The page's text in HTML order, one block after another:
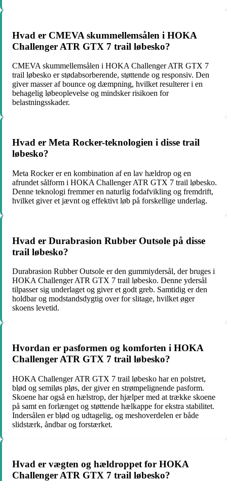
Hvad er CMEVA skummellemsålen i HOKA
Challenger ATR GTX 7 trail løbesko?
CMEVA skummellemsålen i HOKA Challenger ATR GTX 7
trail løbesko er stødabsorberende, støttende og responsiv. Den
giver masser af bounce og dæmpning, hvilket resulterer i en
behagelig løbeoplevelse og mindsker risikoen for
belastningsskader.
Hvad er Meta Rocker-teknologien i disse trail
løbesko?
Meta Rocker er en kombination af en lav hældrop og en
afrundet sålform i HOKA Challenger ATR GTX 7 trail løbesko.
Denne teknologi fremmer en naturlig fodafvikling og fremdrift,
hvilket giver et jævnt og effektivt løb på forskellige underlag.
Hvad er Durabrasion Rubber Outsole på disse
trail løbesko?
Durabrasion Rubber Outsole er den gummiydersål, der bruges i
HOKA Challenger ATR GTX 7 trail løbesko. Denne ydersål
tilpasser sig underlaget og giver et godt greb. Samtidig er den
holdbar og modstandsdygtig over for slitage, hvilket øger
skoens levetid.
Hvordan er pasformen og komforten i HOKA
Challenger ATR GTX 7 trail løbesko?
HOKA Challenger ATR GTX 7 trail løbesko har en polstret,
blød og semiløs pløs, der giver en strømpelignende pasform.
Skoene har også en hælstrop, der hjælper med at trække skoene
på samt en forlænget og støttende hælkappe for ekstra stabilitet.
Indersålen er blød og udtagelig, og meshoverdelen er både
slidstærk, åndbar og forstærket.
Hvad er vægten og hældroppet for HOKA
Challenger ATR GTX 7 trail løbesko?